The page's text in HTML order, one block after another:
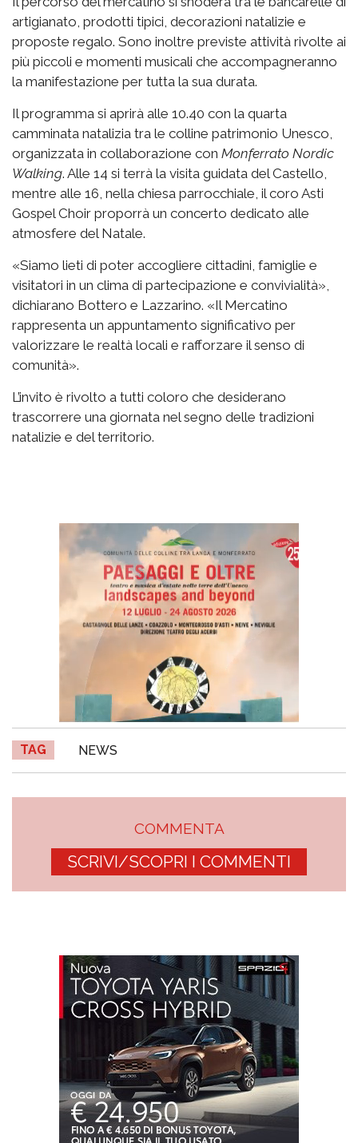
artigianato, prodotti tipici, decorazioni natalizie e
proposte regalo. Sono inoltre previste attività rivolte ai
più piccoli e momenti musicali che accompagneranno
la manifestazione per tutta la sua durata.
Il programma si aprirà alle 10.40 con la quarta
camminata natalizia tra le colline patrimonio Unesco,
organizzata in collaborazione con Monferrato Nordic
Walking. Alle 14 si terrà la visita guidata del Castello,
mentre alle 16, nella chiesa parrocchiale, il coro Asti
Gospel Choir proporrà un concerto dedicato alle
atmosfere del Natale.
«Siamo lieti di poter accogliere cittadini, famiglie e
visitatori in un clima di partecipazione e convivialità»,
dichiarano Bottero e Lazzarino. «Il Mercatino
rappresenta un appuntamento significativo per
valorizzare le realtà locali e rafforzare il senso di
comunità».
L’invito è rivolto a tutti coloro che desiderano
trascorrere una giornata nel segno delle tradizioni
natalizie e del territorio.
TAG NEWS
COMMENTA
SCRIVI/SCOPRI I COMMENTI